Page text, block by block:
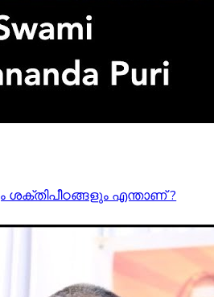
ശക്തിപീഠങ്ങളും എന്താണ് ?